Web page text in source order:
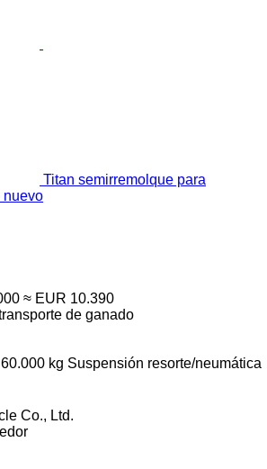
Titan semirremolque para
nuevo
≈ EUR 10.390
de ganado
60.000 kg Suspensión resorte/neumática
Co., Ltd.